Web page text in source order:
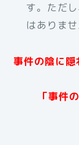
す。ただ
はありま
事件の陰に隠
「事件